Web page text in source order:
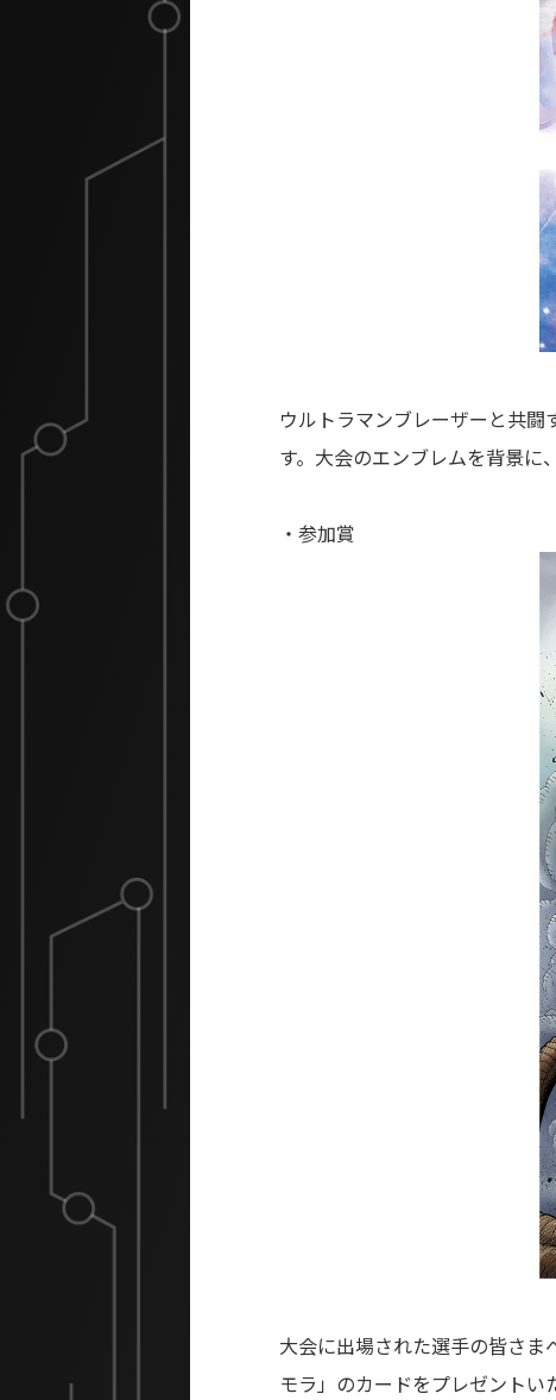
ウルトラマンブレーザーと共
す。大会のエンブレムを背景に
・参加賞
大会に出場された選手の皆さま
モラ」のカードをプレゼントい